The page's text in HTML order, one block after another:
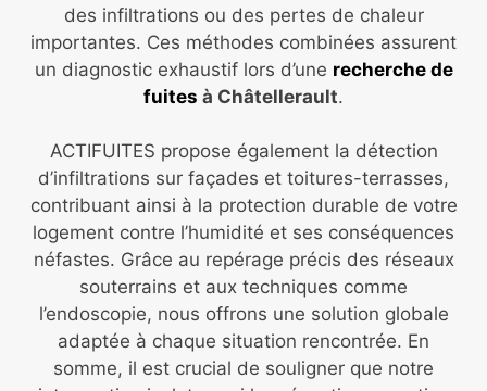
des infiltrations ou des pertes de chaleur
importantes. Ces méthodes combinées assurent
un diagnostic exhaustif lors d’une recherche de
fuites à Châtellerault.
ACTIFUITES propose également la détection
d’infiltrations sur façades et toitures-terrasses,
contribuant ainsi à la protection durable de votre
logement contre l’humidité et ses conséquences
néfastes. Grâce au repérage précis des réseaux
souterrains et aux techniques comme
l’endoscopie, nous offrons une solution globale
adaptée à chaque situation rencontrée. En
somme, il est crucial de souligner que notre